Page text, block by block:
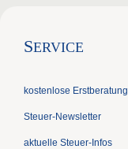
SERVICE
kostenlose Erstberatung
Steuer-Newsletter
aktuelle Steuer-Infos